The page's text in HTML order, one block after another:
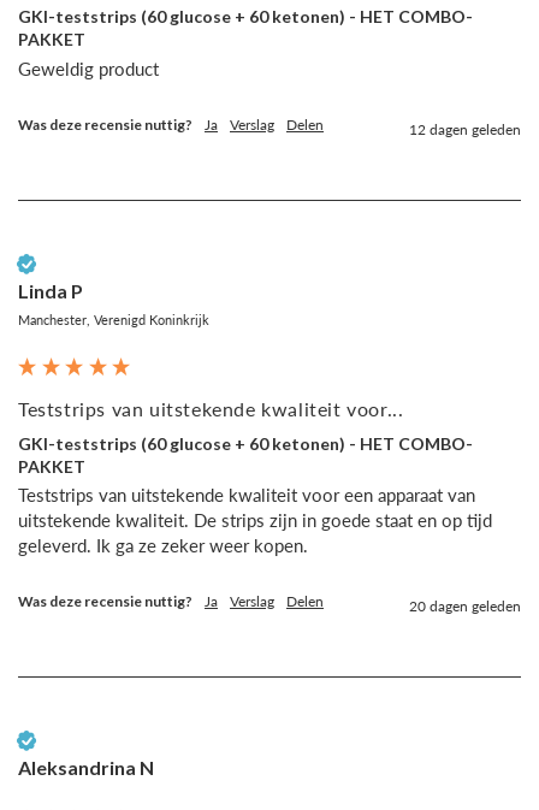
GKI-teststrips (60 glucose + 60 ketonen) - HET COMBO-
PAKKET
Geweldig product
Was deze recensie nuttig? Ja Verslag Delen 12 dagen geleden
Linda P
Manchester, Verenigd Koninkrijk
Teststrips van uitstekende kwaliteit voor...
GKI-teststrips (60 glucose + 60 ketonen) - HET COMBO-
PAKKET
Teststrips van uitstekende kwaliteit voor een apparaat van
uitstekende kwaliteit. De strips zijn in goede staat en op tijd
geleverd. Ik ga ze zeker weer kopen.
Was deze recensie nuttig? Ja Verslag Delen 20 dagen geleden
Aleksandrina N